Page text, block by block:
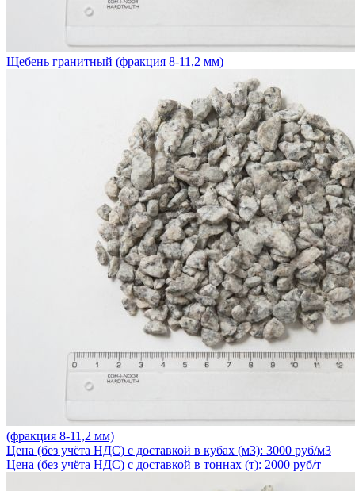
Щебень гранитный (фракция 8-11,2 мм)
(фракция 8-11,2 мм)
Цена (без учёта НДС) с доставкой в кубах (м3): 3000 руб/м3
Цена (без учёта НДС) с доставкой в тоннах (т): 2000 руб/т